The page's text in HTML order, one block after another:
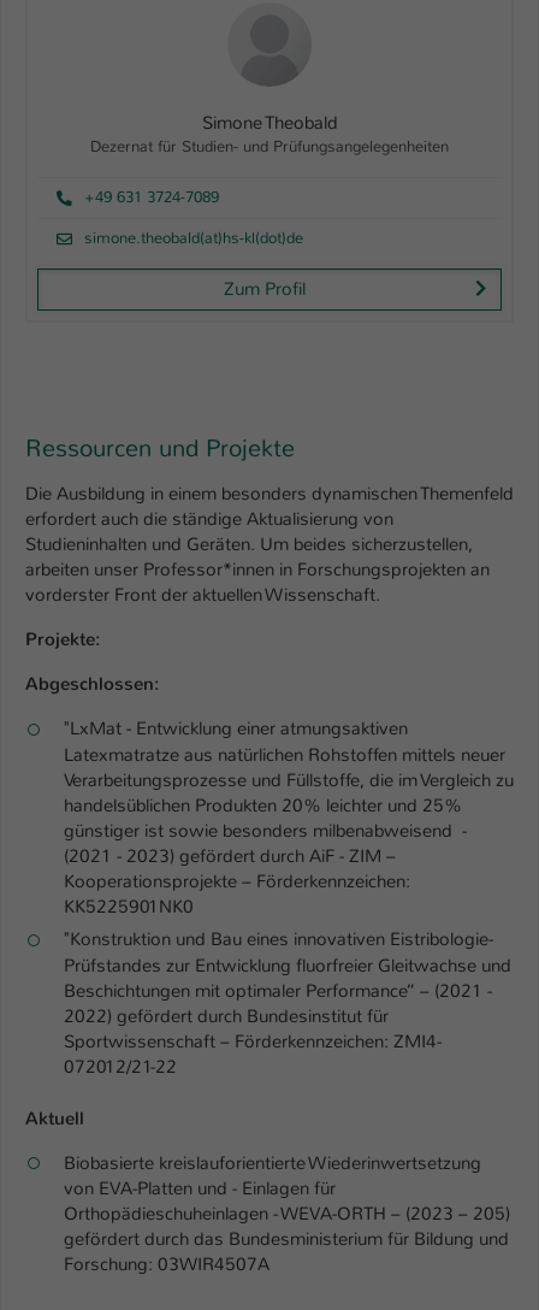
Simone Theobald
Dezernat für Studien- und Prüfungsangelegenheiten
+49 631 3724-7089
simone.theobald(at)hs-kl(dot)de
Zum Profil
Ressourcen und Projekte
Die Ausbildung in einem besonders dynamischen Themenfeld
erfordert auch die ständige Aktualisierung von
Studieninhalten und Geräten. Um beides sicherzustellen,
arbeiten unser Professor*innen in Forschungsprojekten an
vorderster Front der aktuellen Wissenschaft.
Projekte:
Abgeschlossen:
"LxMat - Entwicklung einer atmungsaktiven
Latexmatratze aus natürlichen Rohstoffen mittels neuer
Verarbeitungsprozesse und Füllstoffe, die im Vergleich zu
handelsüblichen Produkten 20% leichter und 25%
günstiger ist sowie besonders milbenabweisend -
(2021 - 2023) gefördert durch AiF - ZIM –
Kooperationsprojekte – Förderkennzeichen:
KK5225901NK0
"Konstruktion und Bau eines innovativen Eistribologie-
Prüfstandes zur Entwicklung fluorfreier Gleitwachse und
Beschichtungen mit optimaler Performance” – (2021 -
2022) gefördert durch Bundesinstitut für
Sportwissenschaft – Förderkennzeichen: ZMI4-
072012/21-22
Aktuell
Biobasierte kreislauforientierte Wiederinwertsetzung
von EVA-Platten und - Einlagen für
Orthopädieschuheinlagen - WEVA-ORTH – (2023 – 205)
gefördert durch das Bundesministerium für Bildung und
Forschung: 03WIR4507A